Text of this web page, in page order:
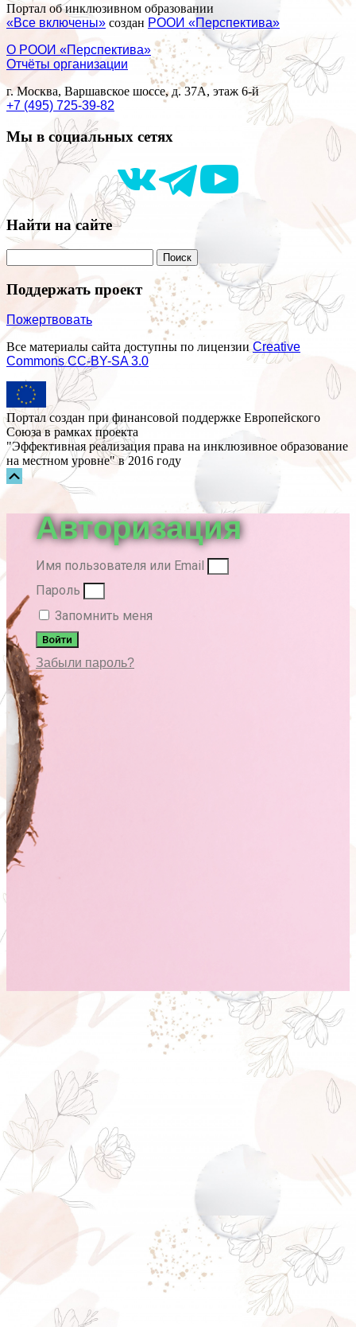
Портал об инклюзивном образовании
«Все включены» создан РООИ «Перспектива»
О РООИ «Перспектива»
Отчёты организации
г. Москва, Варшавское шоссе, д. 37А, этаж 6-й
+7 (495) 725-39-82
Мы в социальных сетях
Найти на сайте
Поддержать проект
Пожертвовать
Все материалы сайта доступны по лицензииCreative
Commons СС-BY-SA 3.0
Портал создан при финансовой поддержке Европейского
Союза в рамках проекта
"Эффективная реализация права на инклюзивное образование
на местном уровне" в 2016 году
Прокрутка
Авторизация
Имя пользователя или Email
Пароль
Запомнить меня
Войти
Забыли пароль?